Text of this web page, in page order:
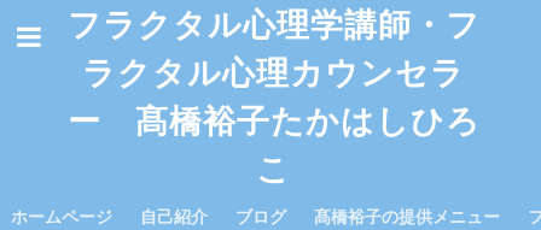
フラクタル心理学講師・フ
ラクタル心理カウンセラ
ー 髙橋裕子たかはしひろ
こ
ホームページ 自己紹介 ブログ 髙橋裕子の提供メニュー